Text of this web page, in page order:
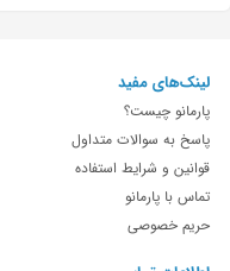
لینک‌های مفید
پارمانو چیست؟
پاسخ به سوالات متداول
قوانین و شرایط استفاده
تماس با پارمانو
حریم خصوصی